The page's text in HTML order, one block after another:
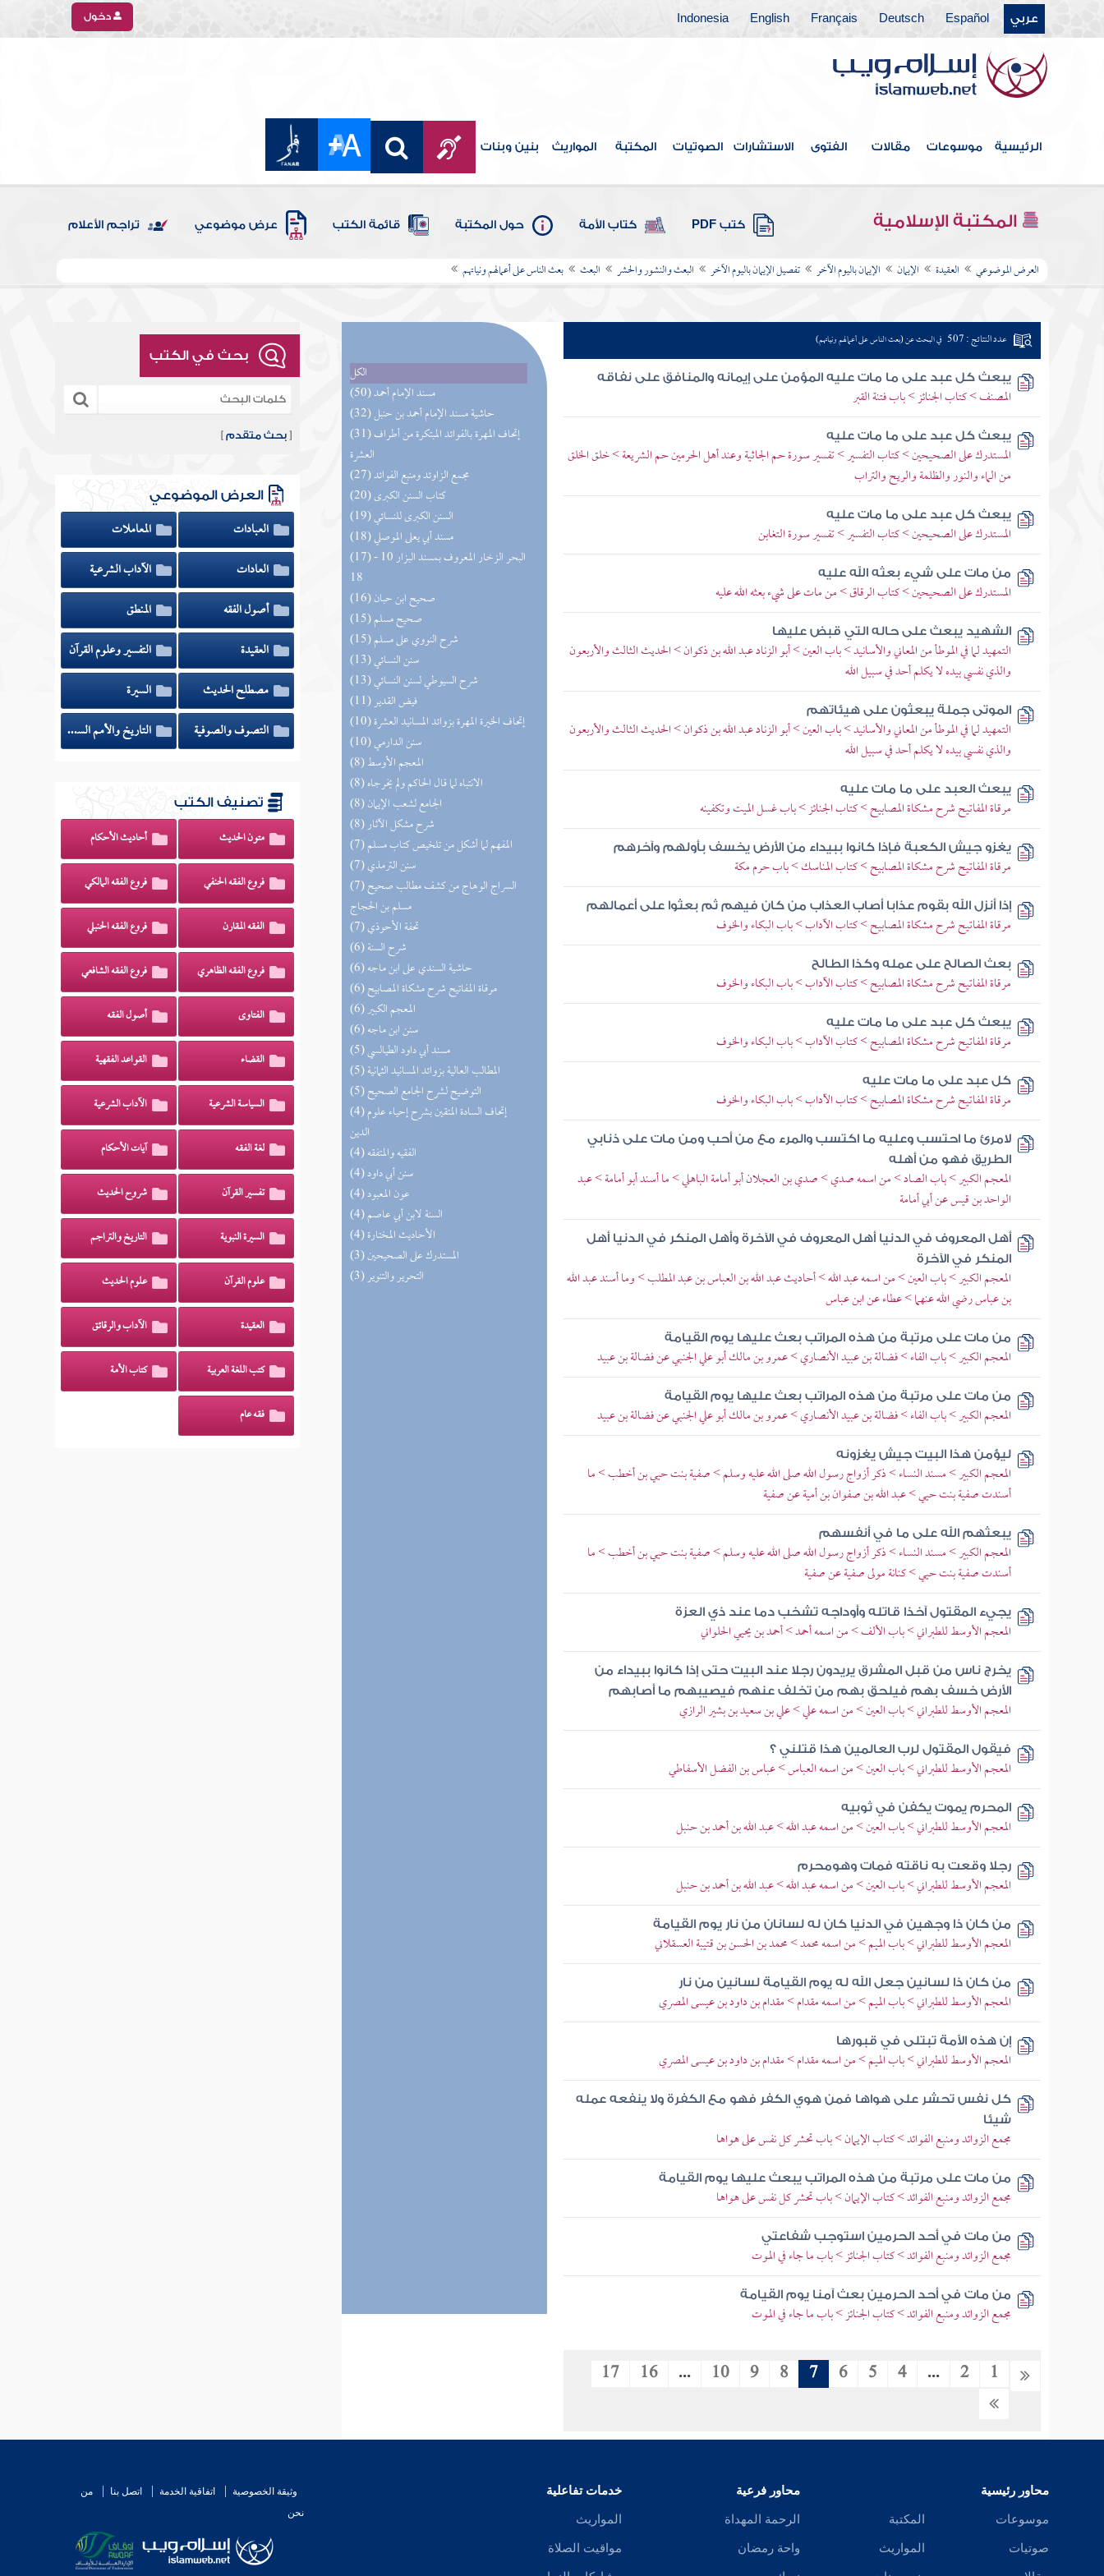
عربي Español
Deutsch
Français
English
Indonesia دخول
الرئيسية موسوعات مقالات الفتوى الاستشارات الصوتيات المكتبة المواريث بنين وبنات
المكتبة الإسلامية كتب PDF كتاب الأمة حول المكتبة قائمة الكتب عرض موضوعي تراجم الأعلام
العرض الموضوعي العقيدة الإيمان الإيمان باليوم الآخر تفصيل الإيمان باليوم الآخر البعث والنشور والحشر البعث بعث الناس على أعمالهم ونياتهم
الكل
(50) مسند الإمام أحمد
(32) حاشية مسند الإمام أحمد بن حنبل
(31) إتحاف المهرة بالفوائد المبتكرة من أطراف
العشرة
(27) مجمع الزاوئد ومنبع الفوائد
(20) كتاب السنن الكبرى
(19) السنن الكبرى للنسائي
(18) مسند أبي يعلى الموصلي
(17) البحر الزخار المعروف بمسند البزار 10 -
18
(16) صحيح ابن حبان
(15) صحيح مسلم
(15) شرح النووي على مسلم
(13) سنن النسائي
(13) شرح السيوطي لسنن النسائي
(11) فيض القدير
(10) إتحاف الخيرة المهرة بزوائد المسانيد العشرة
(10) سنن الدارمي
(8) المعجم الأوسط
(8) الانتباه لما قال الحاكم ولم يخرجاه
(8) الجامع لشعب الإيمان
(8) شرح مشكل الآثار
(7) المفهم لما أشكل من تلخيص كتاب مسلم
(7) سنن الترمذي
(7) السراج الوهاج من كشف مطالب صحيح
مسلم بن الحجاج
(7) تحفة الأحوذي
(6) شرح السنة
(6) حاشية السندي على ابن ماجه
(6) مرقاة المفاتيح شرح مشكاة المصابيح
(6) المعجم الكبير
(6) سنن ابن ماجه
(5) مسند أبي داود الطيالسي
(5) المطالب العالية بزوائد المسانيد الثمانية
(5) التوضيح لشرح الجامع الصحيح
(4) إتحاف السادة المتقين بشرح إحياء علوم
الدين
(4) الفقيه والمتفقه
(4) سنن أبي داود
(4) عون المعبود
(4) السنة لابن أبي عاصم
(4) الأحاديث المختارة
(3) المستدرك على الصحيحين
(3) التحرير والتنوير
عدد النتائج : 507 في البحث عن (بعث الناس على أعمالهم ونياتهم)
يبعث كل عبد على ما مات عليه المؤمن على إيمانه والمنافق على نفاقه
المصنف > كتاب الجنائز > باب فتنة القبر
يبعث كل عبد على ما مات عليه
المستدرك على الصحيحين > كتاب التفسير > تفسير سورة حم الجاثية وعند أهل الحرمين حم الشريعة > خلق الخلق
من الماء والنور والظلمة والريح والتراب
يبعث كل عبد على ما مات عليه
المستدرك على الصحيحين > كتاب التفسير > تفسير سورة التغابن
من مات على شيء بعثه الله عليه
المستدرك على الصحيحين > كتاب الرقاق > من مات على شيء بعثه الله عليه
الشهيد يبعث على حاله التي قبض عليها
التمهيد لما في الموطأ من المعاني والأسانيد > باب العين > أبو الزناد عبد الله بن ذكوان > الحديث الثالث والأربعون
والذي نفسي بيده لا يكلم أحد في سبيل الله
الموتى جملة يبعثون على هيئاتهم
التمهيد لما في الموطأ من المعاني والأسانيد > باب العين > أبو الزناد عبد الله بن ذكوان > الحديث الثالث والأربعون
والذي نفسي بيده لا يكلم أحد في سبيل الله
يبعث العبد على ما مات عليه
مرقاة المفاتيح شرح مشكاة المصابيح > كتاب الجنائز > باب غسل الميت وتكفينه
يغزو جيش الكعبة فإذا كانوا ببيداء من الأرض يخسف بأولهم وآخرهم
مرقاة المفاتيح شرح مشكاة المصابيح > كتاب المناسك > باب حرم مكة
إذا أنزل الله بقوم عذابا أصاب العذاب من كان فيهم ثم بعثوا على أعمالهم
مرقاة المفاتيح شرح مشكاة المصابيح > كتاب الآداب > باب البكاء والخوف
بعث الصالح على عمله وكذا الطالح
مرقاة المفاتيح شرح مشكاة المصابيح > كتاب الآداب > باب البكاء والخوف
يبعث كل عبد على ما مات عليه
مرقاة المفاتيح شرح مشكاة المصابيح > كتاب الآداب > باب البكاء والخوف
كل عبد على ما مات عليه
مرقاة المفاتيح شرح مشكاة المصابيح > كتاب الآداب > باب البكاء والخوف
لامرئ ما احتسب وعليه ما اكتسب والمرء مع من أحب ومن مات على ذنابي
الطريق فهو من أهله
المعجم الكبير > باب الصاد > من اسمه صدي > صدي بن العجلان أبو أمامة الباهلي > ما أسند أبو أمامة > عبد
الواحد بن قيس عن أبي أمامة
أهل المعروف في الدنيا أهل المعروف في الآخرة وأهل المنكر في الدنيا أهل
المنكر في الآخرة
المعجم الكبير > باب العين > من اسمه عبد الله > أحاديث عبد الله بن العباس بن عبد المطلب > وما أسند عبد الله
بن عباس رضي الله عنهما > عطاء عن ابن عباس
من مات على مرتبة من هذه المراتب بعث عليها يوم القيامة
المعجم الكبير > باب الفاء > فضالة بن عبيد الأنصاري > عمرو بن مالك أبو علي الجنبي عن فضالة بن عبيد
من مات على مرتبة من هذه المراتب بعث عليها يوم القيامة
المعجم الكبير > باب الفاء > فضالة بن عبيد الأنصاري > عمرو بن مالك أبو علي الجنبي عن فضالة بن عبيد
ليؤمن هذا البيت جيش يغزونه
المعجم الكبير > مسند النساء > ذكر أزواج رسول الله صلى الله عليه وسلم > صفية بنت حيي بن أخطب > ما
أسندت صفية بنت حيي > عبد الله بن صفوان بن أمية عن صفية
يبعثهم الله على ما في أنفسهم
المعجم الكبير > مسند النساء > ذكر أزواج رسول الله صلى الله عليه وسلم > صفية بنت حيي بن أخطب > ما
أسندت صفية بنت حيي > كنانة مولى صفية عن صفية
يجيء المقتول آخذا قاتله وأوداجه تشخب دما عند ذي العزة
المعجم الأوسط للطبراني > باب الألف > من اسمه أحمد > أحمد بن يحيي الحلواني
يخرج ناس من قبل المشرق يريدون رجلا عند البيت حتى إذا كانوا ببيداء من
الأرض خسف بهم فيلحق بهم من تخلف عنهم فيصيبهم ما أصابهم
المعجم الأوسط للطبراني > باب العين > من اسمه علي > علي بن سعيد بن بشير الرازي
فيقول المقتول لرب العالمين هذا قتلني ؟
المعجم الأوسط للطبراني > باب العين > من اسمه العباس > عباس بن الفضل الأسفاطي
المحرم يموت يكفن في ثوبيه
المعجم الأوسط للطبراني > باب العين > من اسمه عبد الله > عبد الله بن أحمد بن حنبل
رجلا وقعت به ناقته فمات وهومحرم
المعجم الأوسط للطبراني > باب العين > من اسمه عبد الله > عبد الله بن أحمد بن حنبل
من كان ذا وجهين في الدنيا كان له لسانان من نار يوم القيامة
المعجم الأوسط للطبراني > باب الميم > من اسمه محمد > محمد بن الحسن بن قتيبة العسقلاني
من كان ذا لسانين جعل الله له يوم القيامة لسانين من نار
المعجم الأوسط للطبراني > باب الميم > من اسمه مقدام > مقدام بن داود بن عيسى المصري
إن هذه الأمة تبتلى في قبورها
المعجم الأوسط للطبراني > باب الميم > من اسمه مقدام > مقدام بن داود بن عيسى المصري
كل نفس تحشر على هواها فمن هوي الكفر فهو مع الكفرة ولا ينفعه عمله
شيئا
مجمع الزوائد ومنبع الفوائد > كتاب الإيمان > باب تحشر كل نفس على هواها
من مات على مرتبة من هذه المراتب يبعث عليها يوم القيامة
مجمع الزوائد ومنبع الفوائد > كتاب الإيمان > باب تحشر كل نفس على هواها
من مات في أحد الحرمين استوجب شفاعتي
مجمع الزوائد ومنبع الفوائد > كتاب الجنائز > باب ما جاء في الموت
من مات في أحد الحرمين بعث آمنا يوم القيامة
مجمع الزوائد ومنبع الفوائد > كتاب الجنائز > باب ما جاء في الموت
1
2
...
4
5
6
7
8
9
10
...
16
17
بحث في الكتب
[بحث متقدم ]
العرض الموضوعي
العبادات
المعاملات
العادات
الآداب الشرعية
أصول الفقه
المنطق
العقيدة
التفسير وعلوم القرآن
مصطلح الحديث
السيرة
التصوف والصوفية
التاريخ والأمم السابقة
تصنيف الكتب
متون الحديث أحاديث الأحكام
فروع الفقه الحنفي فروع الفقه المالكي
الفقه المقارن فروع الفقه الحنبلي
فروع الفقه الظاهري فروع الفقه الشافعي
الفتاوى أصول الفقه
القضاء القواعد الفقهية
السياسة الشرعية الآداب الشرعية
لغة الفقه آيات الأحكام
تفسير القرآن شروح الحديث
السيرة النبوية التاريخ والتراجم
علوم القرآن علوم الحديث
العقيدة الآداب والرقائق
كتب اللغة العربية كتاب الأمة
فقه عام
محاور رئيسية
موسوعات
صوتيات
المكتبة
المواريث
محاور فرعية
الرحمة المهداة
واحة رمضان
خدمات تفاعلية
المواريث
مواقيت الصلاة
وثيقة الخصوصية اتفاقية الخدمة اتصل بنا
من
نحن